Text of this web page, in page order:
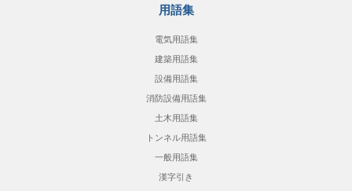
用語集
電気用語集
建築用語集
設備用語集
消防設備用語集
土木用語集
トンネル用語集
一般用語集
漢字引き